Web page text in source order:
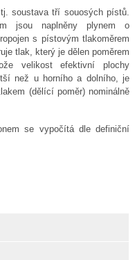
soustava tří souosých pístů.
jsou naplněny plynem o
s pístovým tlakoměrem
tlak, který je dělen poměrem
velikost efektivní plochy
než u horního a dolního, je
(dělící poměr) nominálně
se vypočítá dle definiční